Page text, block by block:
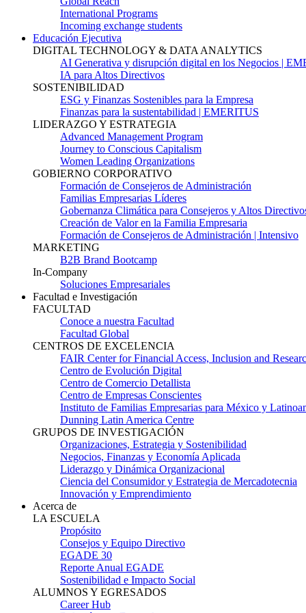
International Programs
Incoming exchange students
Educación Ejecutiva
DIGITAL TECHNOLOGY & DATA ANALYTICS
AI Generativa y disrupción digital en los Negocios |
IA para Altos Directivos
SOSTENIBILIDAD
ESG y Finanzas Sostenibles para la Empresa
Finanzas para la sustentabilidad | EMERITUS
LIDERAZGO Y ESTRATEGIA
Advanced Management Program
Journey to Conscious Capitalism
Women Leading Organizations
GOBIERNO CORPORATIVO
Formación de Consejeros de Administración
Familias Empresarias Líderes
Gobernanza Climática para Consejeros y Altos
Creación de Valor en la Familia Empresaria
Formación de Consejeros de Administración | Intensivo
MARKETING
B2B Brand Bootcamp
In-Company
Soluciones Empresariales
Facultad e Investigación
FACULTAD
Conoce a nuestra Facultad
Facultad Global
CENTROS DE EXCELENCIA
FAIR Center for Financial Access, Inclusion and
Centro de Evolución Digital
Centro de Comercio Detallista
Centro de Empresas Conscientes
Instituto de Familias Empresarias para México y
Dunning Latin America Centre
GRUPOS DE INVESTIGACIÓN
Organizaciones, Estrategia y Sostenibilidad
Negocios, Finanzas y Economía Aplicada
Liderazgo y Dinámica Organizacional
Ciencia del Consumidor y Estrategia de Mercadotecnia
Innovación y Emprendimiento
Acerca de
LA ESCUELA
Propósito
Consejos y Equipo Directivo
EGADE 30
Reporte Anual EGADE
Sostenibilidad e Impacto Social
ALUMNOS Y EGRESADOS
Career Hub